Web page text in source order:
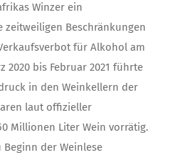
Winzer ein
zeitweiligen Beschränkungen
für Alkohol am
2020 bis Februar 2021 führte
in den Weinkellern der
laut offizieller
Millionen Liter Wein vorrätig.
Beginn der Weinlese